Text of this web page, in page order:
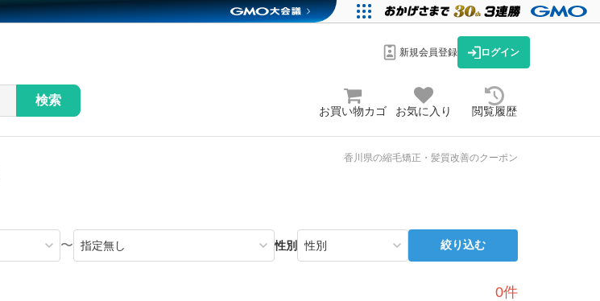
新規会員登録 ログイン
検索
お買い物カゴ お気に入り 閲覧履歴
香川県の縮毛矯正・髪質改善のクーポン
〜 性別 絞り込む
0件